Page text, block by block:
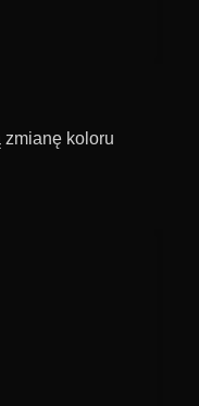
koloru